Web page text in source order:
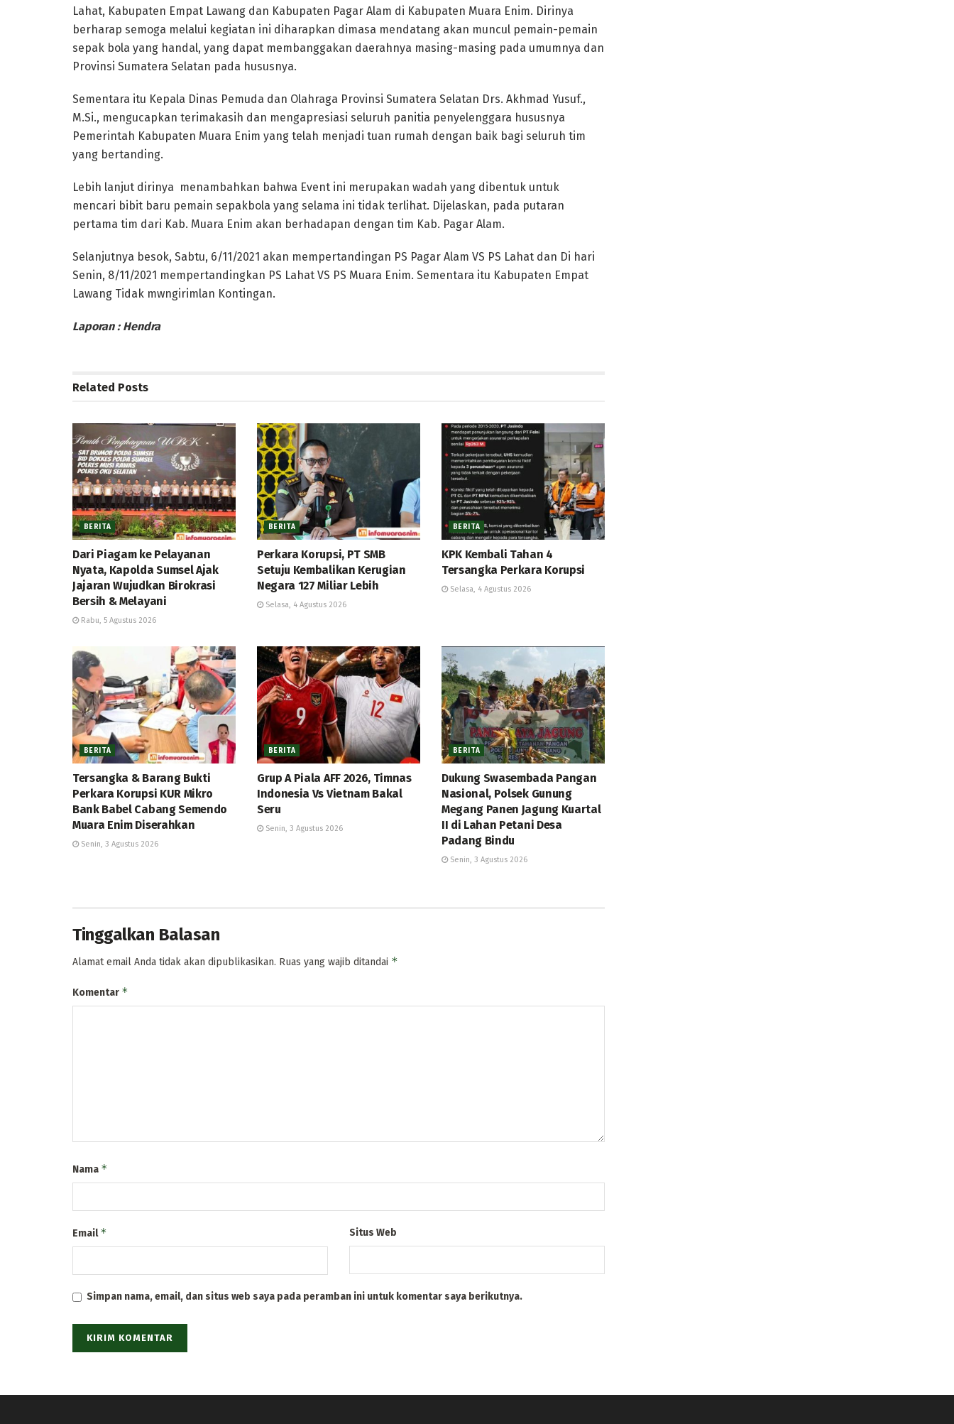
Lahat, Kabupaten Empat Lawang dan Kabupaten Pagar Alam di Kabupaten Muara Enim. Dirinya
berharap semoga melalui kegiatan ini diharapkan dimasa mendatang akan muncul pemain-pemain
sepak bola yang handal, yang dapat membanggakan daerahnya masing-masing pada umumnya dan
Provinsi Sumatera Selatan pada hususnya.
Sementara itu Kepala Dinas Pemuda dan Olahraga Provinsi Sumatera Selatan Drs. Akhmad Yusuf.,
M.Si., mengucapkan terimakasih dan mengapresiasi seluruh panitia penyelenggara hususnya
Pemerintah Kabupaten Muara Enim yang telah menjadi tuan rumah dengan baik bagi seluruh tim
yang bertanding.
Lebih lanjut dirinya menambahkan bahwa Event ini merupakan wadah yang dibentuk untuk
mencari bibit baru pemain sepakbola yang selama ini tidak terlihat. Dijelaskan, pada putaran
pertama tim dari Kab. Muara Enim akan berhadapan dengan tim Kab. Pagar Alam.
Selanjutnya besok, Sabtu, 6/11/2021 akan mempertandingan PS Pagar Alam VS PS Lahat dan Di hari
Senin, 8/11/2021 mempertandingkan PS Lahat VS PS Muara Enim. Sementara itu Kabupaten Empat
Lawang Tidak mwngirimlan Kontingan.
Laporan : Hendra
Related Posts
BERITA
Dari Piagam ke Pelayanan
Nyata, Kapolda Sumsel Ajak
Jajaran Wujudkan Birokrasi
Bersih & Melayani
Rabu, 5 Agustus 2026
BERITA
Perkara Korupsi, PT SMB
Setuju Kembalikan Kerugian
Negara 127 Miliar Lebih
Selasa, 4 Agustus 2026
BERITA
KPK Kembali Tahan 4
Tersangka Perkara Korupsi
Selasa, 4 Agustus 2026
BERITA
Tersangka & Barang Bukti
Perkara Korupsi KUR Mikro
Bank Babel Cabang Semendo
Muara Enim Diserahkan
Senin, 3 Agustus 2026
BERITA
Grup A Piala AFF 2026, Timnas
Indonesia Vs Vietnam Bakal
Seru
Senin, 3 Agustus 2026
BERITA
Dukung Swasembada Pangan
Nasional, Polsek Gunung
Megang Panen Jagung Kuartal
II di Lahan Petani Desa
Padang Bindu
Senin, 3 Agustus 2026
Tinggalkan Balasan
Alamat email Anda tidak akan dipublikasikan. Ruas yang wajib ditandai *
Komentar *
Nama *
Email* Situs Web
Simpan nama, email, dan situs web saya pada peramban ini untuk komentar saya berikutnya.